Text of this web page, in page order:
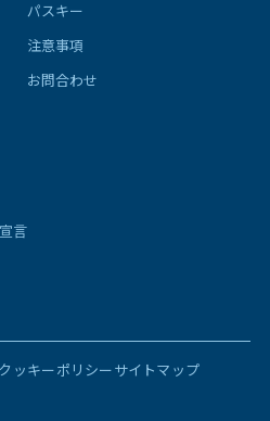
パスキー
注意事項
お問合わせ
言
クッキーポリシーサイトマップ